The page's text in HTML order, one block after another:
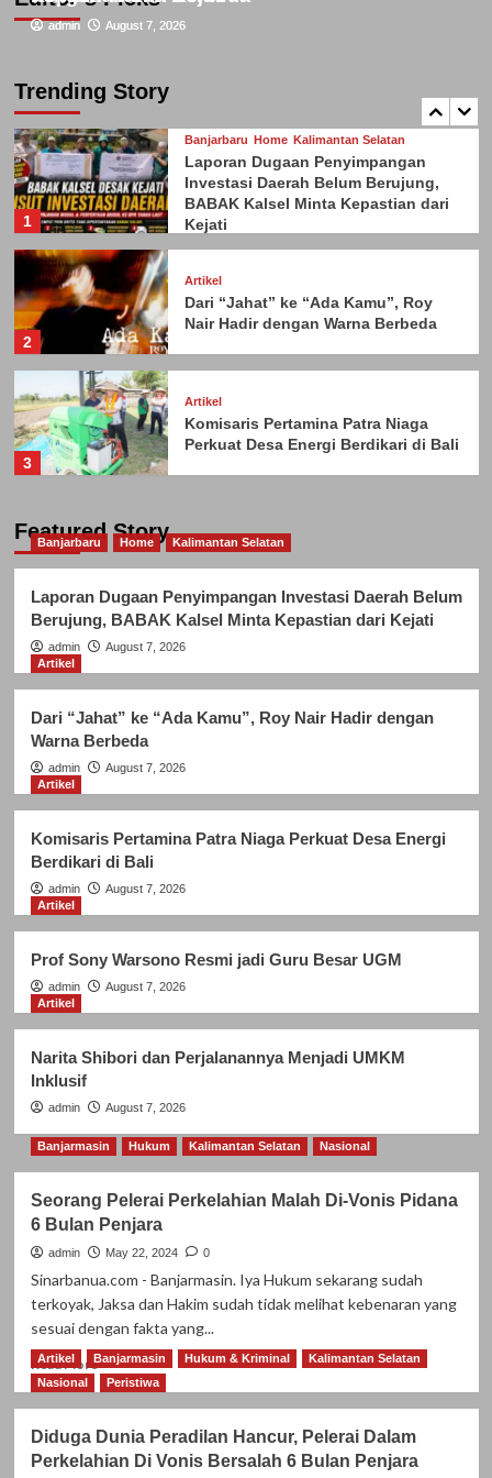
admin August 7, 2026
admin August 7, 2026
Trending Story
5
1
Banjarbaru Home Kalimantan Selatan
Laporan Dugaan Penyimpangan
Investasi Daerah Belum Berujung,
BABAK Kalsel Minta Kepastian dari
Kejati
2
Artikel
Dari “Jahat” ke “Ada Kamu”, Roy
Nair Hadir dengan Warna Berbeda
3
Artikel
Komisaris Pertamina Patra Niaga
Perkuat Desa Energi Berdikari di Bali
Prof Sony Warsono Resmi jadi Guru
Besar UGM
Artikel
Menjadi UMKM Inklusif
Laporan Dugaan Penyimpangan
BABAK Kalsel Minta Kepastian dari
Kejati
Artikel
Nair Hadir dengan Warna Berbeda
Komisaris Pertamina Patra Niaga
Perkuat Desa Energi Berdikari di Bali
Prof Sony Warsono Resmi jadi Guru
Besar UGM
Artikel
Narita Shibori dan Perjalanannya
Menjadi UMKM Inklusif
Featured Story
Banjarbaru Home Kalimantan Selatan
Laporan Dugaan Penyimpangan Investasi Daerah Belum
Berujung, BABAK Kalsel Minta Kepastian dari Kejati
admin
August 7, 2026
Artikel
Dari “Jahat” ke “Ada Kamu”, Roy Nair Hadir dengan
Warna Berbeda
admin
August 7, 2026
Artikel
Komisaris Pertamina Patra Niaga Perkuat Desa Energi
Berdikari di Bali
admin
August 7, 2026
Artikel
Prof Sony Warsono Resmi jadi Guru Besar UGM
admin
August 7, 2026
Artikel
Narita Shibori dan Perjalanannya Menjadi UMKM
Inklusif
admin August 7, 2026
Banjarmasin Hukum Kalimantan Selatan Nasional
Seorang Pelerai Perkelahian Malah Di-Vonis Pidana
6 Bulan Penjara
admin May 22, 2024 0
Sinarbanua.com - Banjarmasin. Iya Hukum sekarang sudah
terkoyak, Jaksa dan Hakim sudah tidak melihat kebenaran yang
sesuai dengan fakta yang...
Read MoreRead
more
Pelerai
Perkelahian
Artikel Banjarmasin Hukum & Kriminal
Kalimantan Selatan
Nasional
Peristiwa
Diduga Dunia Peradilan Hancur, Pelerai Dalam
Perkelahian Di Vonis Bersalah 6 Bulan Penjara